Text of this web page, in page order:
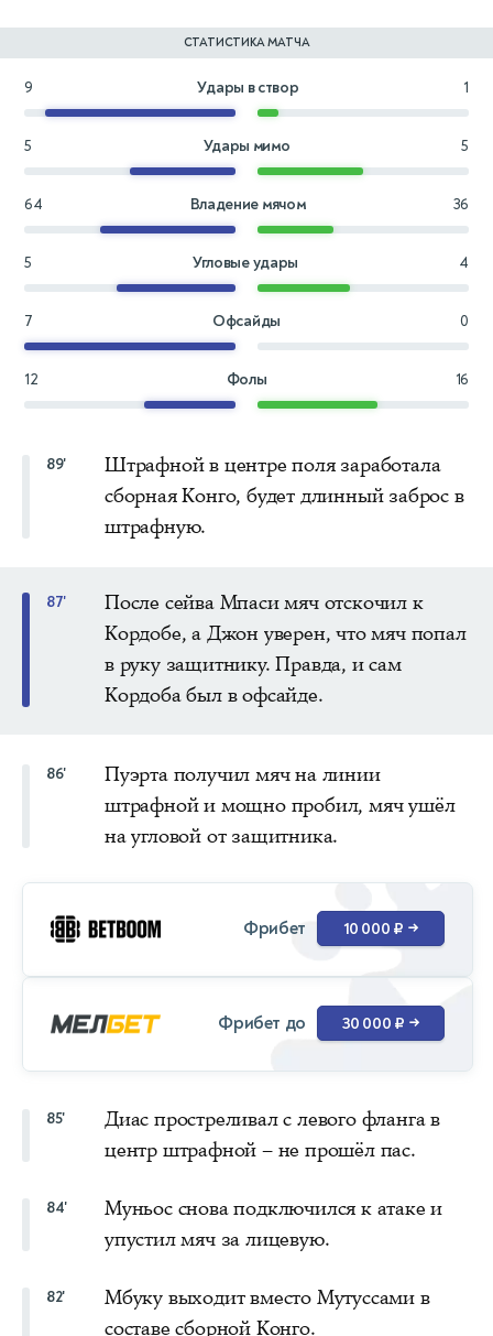
СТАТИСТИКА МАТЧА
9 Удары в створ 1
5 Удары мимо 5
64 Владение мячом 36
5 Угловые удары 4
7 Офсайды 0
12 Фолы 16
89'
Штрафной в центре поля заработала
сборная Конго, будет длинный заброс в
штрафную.
87'
После сейва Мпаси мяч отскочил к
Кордобе, а Джон уверен, что мяч попал
в руку защитнику. Правда, и сам
Кордоба был в офсайде.
86'
Пуэрта получил мяч на линии
штрафной и мощно пробил, мяч ушёл
на угловой от защитника.
Фрибет 10 000 ₽ →
Фрибет до 30 000 ₽ →
85'
Диас простреливал с левого фланга в
центр штрафной – не прошёл пас.
84'
Муньос снова подключился к атаке и
упустил мяч за лицевую.
82'
Мбуку выходит вместо Мутуссами в
составе сборной Конго.